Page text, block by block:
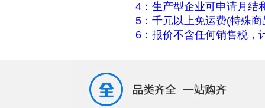
4：生产型企业可申请月结
5：千元以上免运费(特殊
6：报价不含任何销售税，